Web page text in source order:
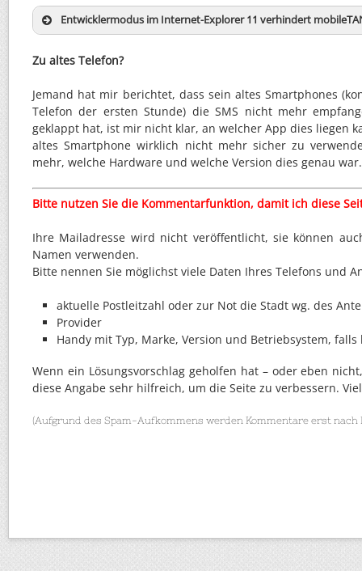
Entwicklermodus im Internet-Explorer 11 verhindert
Zu altes Telefon?
Jemand hat mir berichtet, dass sein altes Smartphones
Telefon der ersten Stunde) die SMS nicht mehr
geklappt hat, ist mir nicht klar, an welcher App dies liegen
altes Smartphone wirklich nicht mehr sicher zu
mehr, welche Hardware und welche Version dies genau war.
Bitte nutzen Sie die Kommentarfunktion, damit ich diese
Ihre Mailadresse wird nicht veröffentlicht, sie können
Namen verwenden.
Bitte nennen Sie möglichst viele Daten Ihres Telefons und
aktuelle Postleitzahl oder zur Not die Stadt wg. des
Provider
Handy mit Typ, Marke, Version und Betriebsystem, falls
Wenn ein Lösungsvorschlag geholfen hat – oder eben
diese Angabe sehr hilfreich, um die Seite zu verbessern.
(Aufgrund des Spam-Aufkommens werden Kommentare erst nach